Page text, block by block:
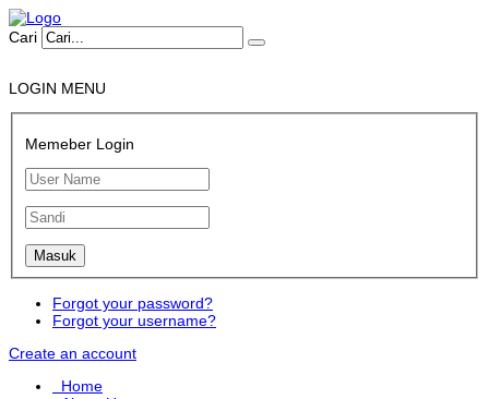
Cari
LOGIN MENU
Memeber Login
Forgot your password?
Forgot your username?
Create an account
Home